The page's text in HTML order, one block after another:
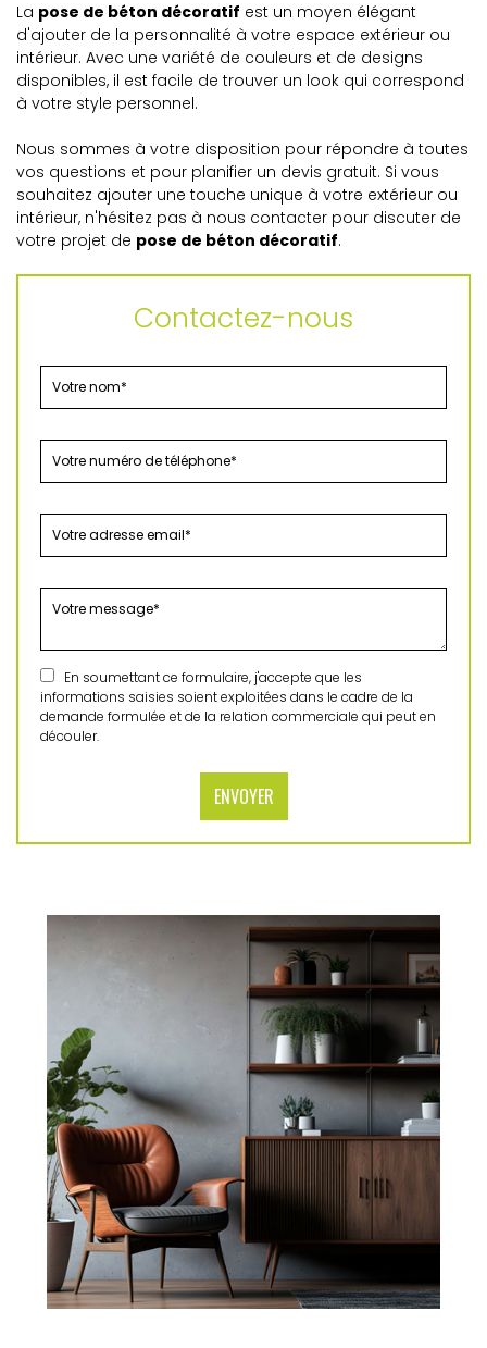
La pose de béton décoratif est un moyen élégant
d'ajouter de la personnalité à votre espace extérieur ou
intérieur. Avec une variété de couleurs et de designs
disponibles, il est facile de trouver un look qui correspond
à votre style personnel.
Nous sommes à votre disposition pour répondre à toutes
vos questions et pour planifier un devis gratuit. Si vous
souhaitez ajouter une touche unique à votre extérieur ou
intérieur, n'hésitez pas à nous contacter pour discuter de
votre projet de pose de béton décoratif.
Contactez-nous
En soumettant ce formulaire, j'accepte que les
informations saisies soient exploitées dans le cadre de la
demande formulée et de la relation commerciale qui peut en
découler.